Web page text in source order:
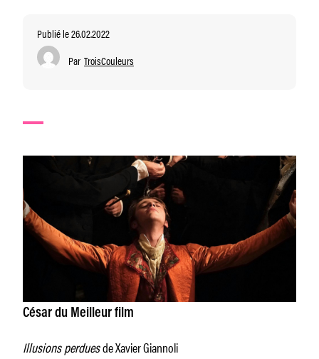
Publié le 26.02.2022
Par TroisCouleurs
César du Meilleur film
Illusions perduesde Xavier Giannoli